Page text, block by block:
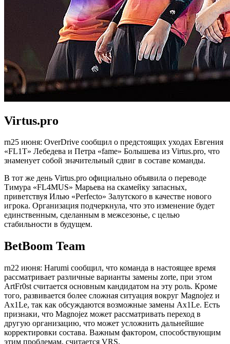
Virtus.pro
rn25 июня: OverDrive сообщил о предстоящих уходах Евгения
«FL1T» Лебедева и Петра «fame» Болышева из Virtus.pro, что
знаменует собой значительный сдвиг в составе команды.
В тот же день Virtus.pro официально объявила о переводе
Тимура «FL4MUS» Марьева на скамейку запасных,
приветствуя Илью «Perfecto» Залутского в качестве нового
игрока. Организация подчеркнула, что это изменение будет
единственным, сделанным в межсезонье, с целью
стабильности в будущем.
BetBoom Team
rn22 июня: Harumi сообщил, что команда в настоящее время
рассматривает различные варианты замены zorte, при этом
ArtFr0st считается основным кандидатом на эту роль. Кроме
того, развивается более сложная ситуация вокруг Magnojez и
Ax1Le, так как обсуждаются возможные замены Ax1Le. Есть
признаки, что Magnojez может рассматривать переход в
другую организацию, что может усложнить дальнейшие
корректировки состава. Важным фактором, способствующим
этим проблемам, считается VRS.